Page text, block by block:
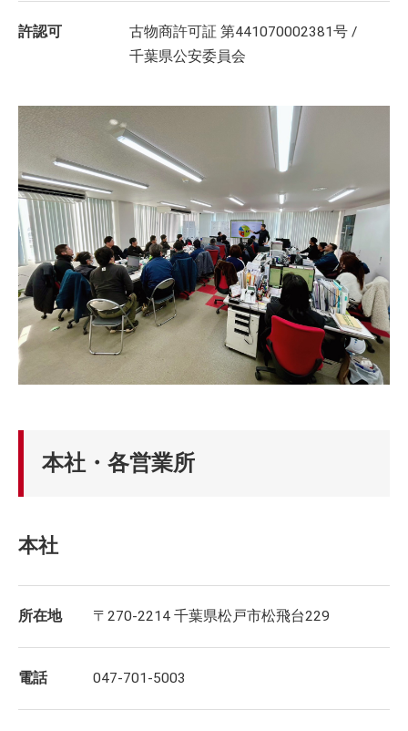
許認可
古物商許可証 第441070002381号 /
千葉県公安委員会
本社・各営業所
本社
所在地 〒270-2214 千葉県松戸市松飛台229
電話 047-701-5003